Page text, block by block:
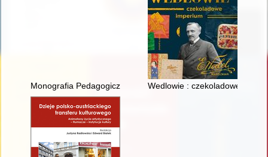
Monografia Pedagogicznej Biblioteki Wojewódzkiej w Rybniku
Wedlowie : czekoladowe